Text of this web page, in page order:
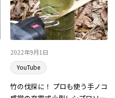
2022年9月1日
YouTube
竹の伐採に！ プロも使う手ノコ